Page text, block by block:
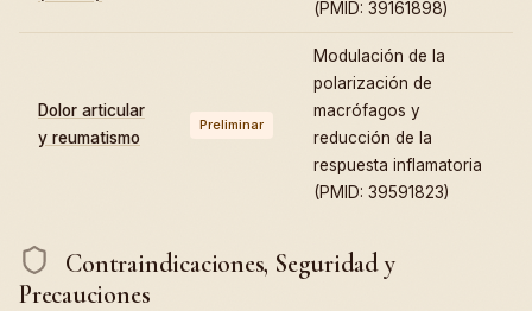
(PMID: 39161898)
Dolor articular
y reumatismo
Preliminar
Modulación de la
polarización de
macrófagos y
reducción de la
respuesta inflamatoria
(PMID: 39591823)
Contraindicaciones, Seguridad y
Precauciones